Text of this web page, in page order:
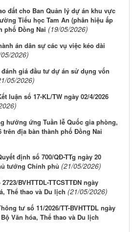
đất cho Ban Quản lý dự án khu vực
Tiểu học Tam An (phân hiệu ấp
phố Đồng Nai (19/05/2026)
án dân sự các vụ việc kéo dài
2026)
giá đầu tư dự án sử dụng vốn
05/2026)
luận số 17-KL/TW ngày 02/4/2026
hưởng ứng Tuần lễ Quốc gia phòng,
trên địa bàn thành phố Đồng Nai
định số 700/QĐ-TTg ngày 20
tướng Chính phủ (21/05/2026)
BVHTTDL-TTCSTTĐN ngày
Thể thao và Du lịch (21/05/2026)
tư số 11/2026/TT-BVHTTDL ngày
Văn hóa, Thể thao và Du lịch